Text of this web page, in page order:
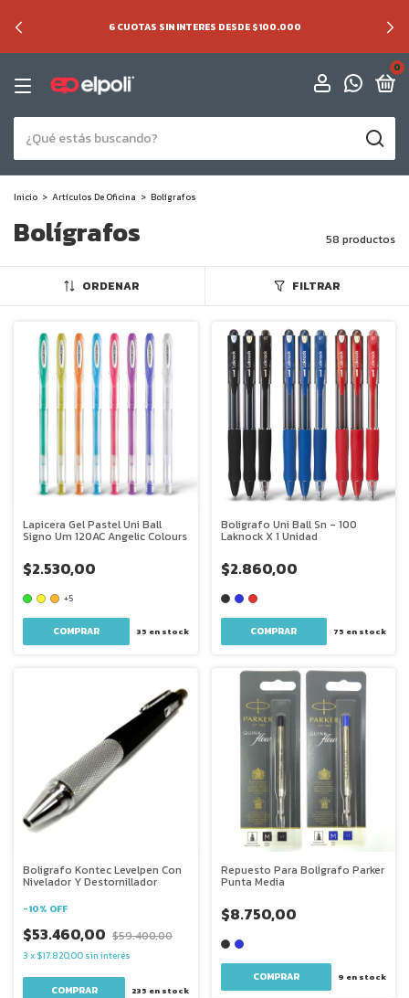
6 CUOTAS SIN INTERES DESDE $100.000
0
Inicio > Artículos De Oficina > Bolígrafos
Bolígrafos 58 productos
ORDENAR FILTRAR
Lapicera Gel Pastel Uni Ball
Signo Um 120AC Angelic Colours
$2.530,00
+5
COMPRAR 35 en stock
Boligrafo Uni Ball Sn - 100
Laknock X 1 Unidad
$2.860,00
COMPRAR 75 en stock
Boligrafo Kontec Levelpen Con
Nivelador Y Destornillador
-10% OFF
$53.460,00 $59.400,00
3 x $17.820,00 sin interés
235 en stock
Repuesto Para BolÌgrafo Parker
Punta Media
$8.750,00
COMPRAR 9 en stock